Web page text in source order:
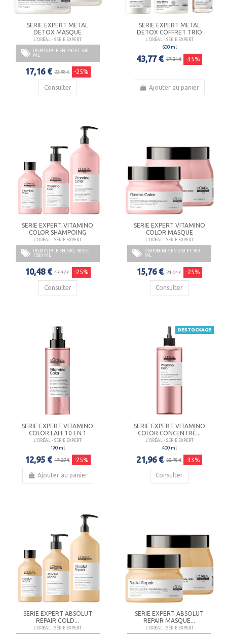
SERIE EXPERT METAL
DETOX MASQUE
L'ORÉAL - SÉRIE EXPERT
DISPONIBLE EN 250 ET 500
ML
17,16 € 22,88 € -25%
Consulter
SERIE EXPERT METAL
DETOX COFFRET TRIO
L'ORÉAL - SÉRIE EXPERT
600 ml
43,77 € 67,34 € -35%
Ajouter au panier
SERIE EXPERT VITAMINO
COLOR SHAMPOING
L'ORÉAL - SÉRIE EXPERT
DISPONIBLE EN 300, 500 ET
1500 ML
10,48 € 13,97 € -25%
Consulter
SERIE EXPERT VITAMINO
COLOR MASQUE
L'ORÉAL - SÉRIE EXPERT
DISPONIBLE EN 250 ET 500
ML
15,76 € 21,01 € -25%
Consulter
SERIE EXPERT VITAMINO
COLOR LAIT 10 EN 1
L'ORÉAL - SÉRIE EXPERT
190 ml
12,95 € 17,27 € -25%
Ajouter au panier
DESTOCKAGE
SERIE EXPERT VITAMINO
COLOR CONCENTRÉ...
L'ORÉAL - SÉRIE EXPERT
400 ml
21,96 € 32,78 € -33%
Consulter
SERIE EXPERT ABSOLUT
REPAIR GOLD...
L'ORÉAL - SÉRIE EXPERT
SERIE EXPERT ABSOLUT
REPAIR MASQUE...
L'ORÉAL - SÉRIE EXPERT